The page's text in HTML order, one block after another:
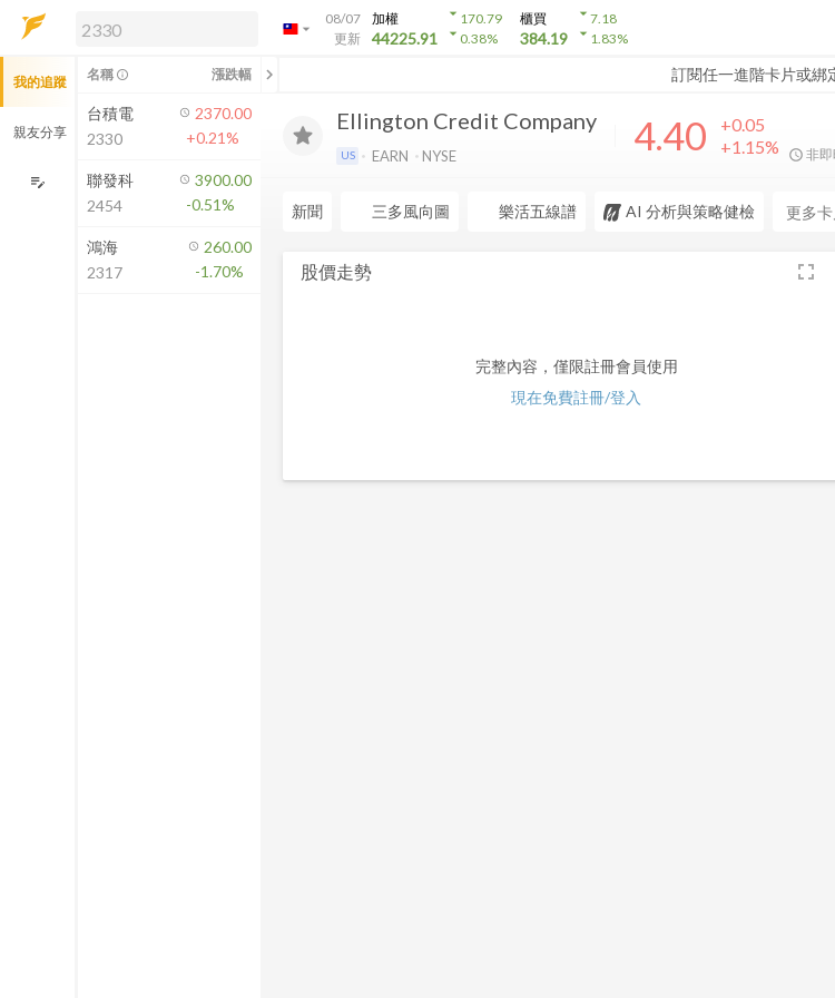
arrow_drop_down
08/07
更新
加權
44225.91
arrow_drop_down170.79
arrow_drop_down0.38%
櫃買
384.19
arrow_drop_down7.18
arrow_drop_down1.83%
訂閱任一進階卡片或綁
解鎖即時行情及進階功能
方案」，即可解鎖以下功能：
即時行情
即時市況與排行
成交金額熱力圖
前往方案訂閱
如何綁定合作券商
Ellington Credit Company
US EARN NYSE 4.40
+0.05
+1.15%
非
新聞 三多風向圖 樂活五線譜 AI 分析與策略健檢
股價走勢 fullscreen
完整內容，僅限註冊會員使用
現在免費註冊/登入
我的追蹤
親友分享
edit_note
名稱 info_outline 漲跌幅 chevron_left
台積電
2330
2370.00
+0.21%
聯發科
2454
3900.00
-0.51%
鴻海
2317
260.00
-1.70%